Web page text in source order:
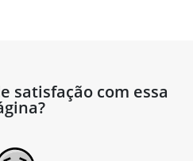
satisfação com essa